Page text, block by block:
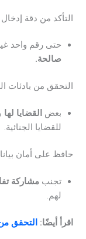
التأكد من دقة
حتى رقم واحد
صالحة.
التحقق من بادئات
بعض القضايا لها
للقضايا الجنائية.
حافظ على أمان
تجنبمشاركة
لهم.
اقرأ أيضًا: التحقق